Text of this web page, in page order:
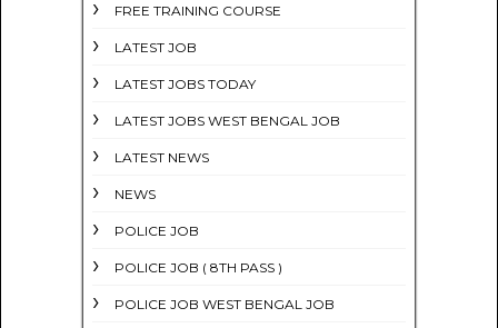
FREE TRAINING COURSE
LATEST JOB
LATEST JOBS TODAY
LATEST JOBS WEST BENGAL JOB
LATEST NEWS
NEWS
POLICE JOB
POLICE JOB ( 8TH PASS )
POLICE JOB WEST BENGAL JOB